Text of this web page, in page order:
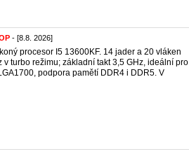
- [8.8. 2026]
procesor I5 13600KF. 14 jader a 20 vláken
v turbo režimu; základní takt 3,5 GHz, ideální pro
podpora pamětí DDR4 i DDR5. V